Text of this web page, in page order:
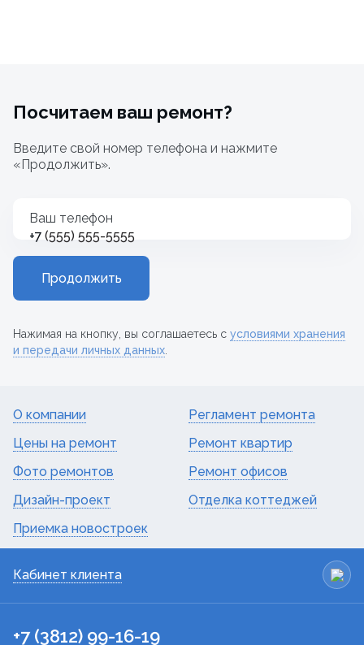
Посчитаем ваш ремонт?
Введите свой номер телефона и нажмите
«Продолжить».
Ваш телефон
+7
Продолжить
Нажимая на кнопку, вы соглашаетесь с условиями хранения
и передачи личных данных
О компании
Цены на ремонт
Фото ремонтов
Дизайн-проект
Приемка новостроек
Регламент ремонта
Ремонт квартир
Ремонт офисов
Отделка коттеджей
Кабинет клиента
+7 (3812) 99-16-19